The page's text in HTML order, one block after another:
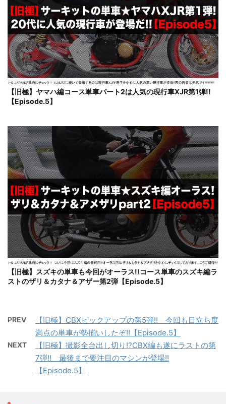
【旧極】ヤマハ編コース単車パート2は人気の現行車XJR第1弾!!
【Episode.5】
【旧極】スズキの単車も今回がオーラス!!コース単車のスズキ編ラ
ストのザリ＆カタナ＆アザー第2弾【Episode.5】
PREV
【旧極】CBXピックアップの第5弾!! 今回も目立ち度
満点の単車が勢揃いしたぞ!!【Episode.5】
NEXT
【旧極】撮影全台出し切り!?CBX編も遂にラストの第
7弾!! 最後まで要注目のマシンが登場!!
【Episode.5】